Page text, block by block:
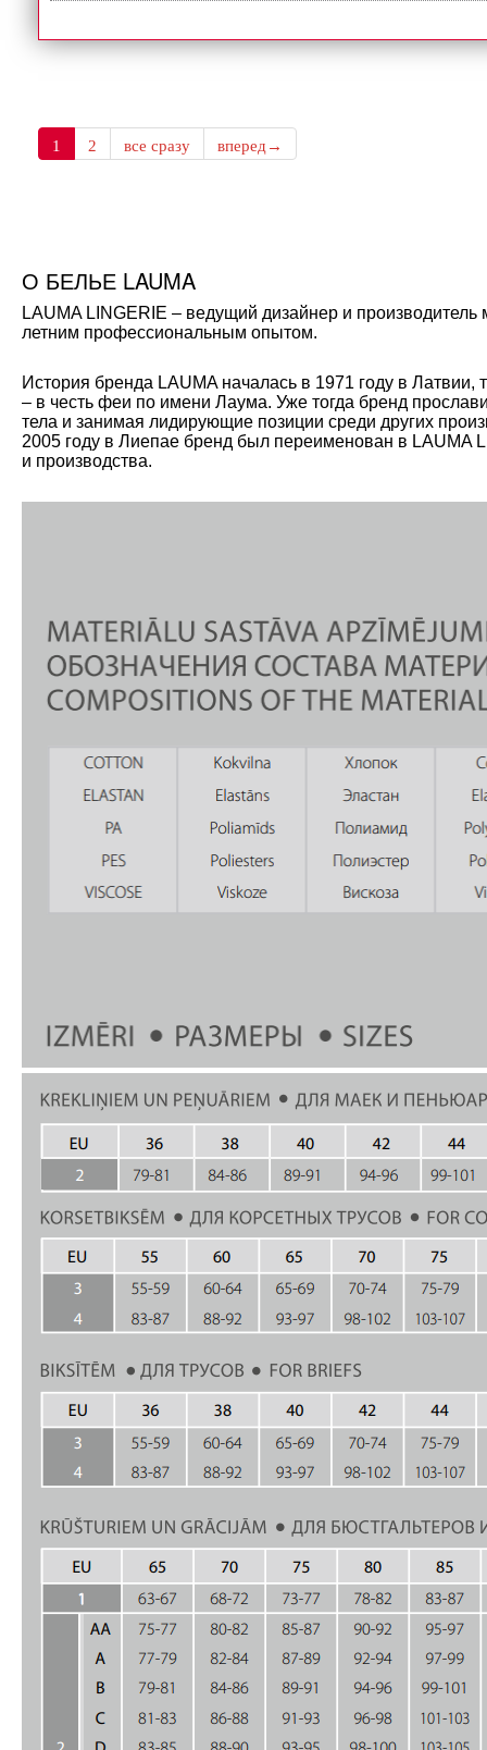
1 2 все сразу вперед→
О БЕЛЬЕ LAUMA
LAUMA LINGERIE – ведущий дизайнер и
летним профессиональным опытом.
История бренда LAUMA началась в 1971 году в
– в честь феи по имени Лаума. Уже тогда бренд
тела и занимая лидирующие позиции среди других
2005 году в Лиепае бренд был переименован в LAUMA
и производства.